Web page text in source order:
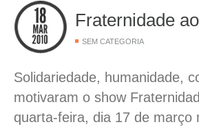
Fraternidade
SEM CATEGORIA
Solidariedade, humanidade,
motivaram o show
quarta-feira, dia 17 de março